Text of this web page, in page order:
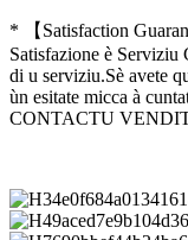
* 【Satisfaction
Satisfazione è
di u serviziu.Sè avete
ùn esitate micca à
CONTACTU